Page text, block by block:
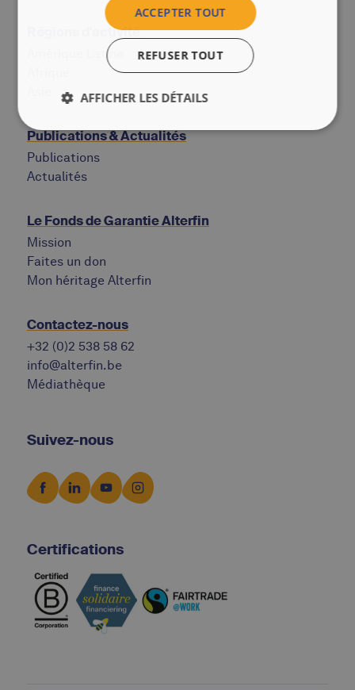
Régions d'activité
Amérique Latine
Publications & Actualités
Publications
Actualités
Le Fonds de Garantie Alterfin
Mission
Faites un don
Mon héritage Alterfin
Contactez-nous
+32 (0)2 538 58 62
info@alterfin.be
Médiathèque
Suivez-nous
Certifications
ACCEPTER TOUT
REFUSER TOUT
AFFICHER LES DÉTAILS